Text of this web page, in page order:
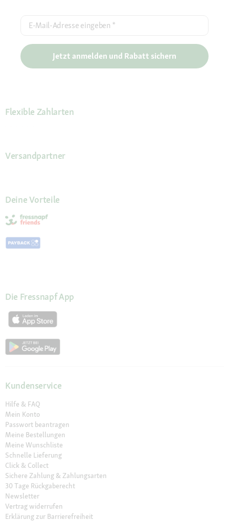
E-Mail-Adresse eingeben *
Jetzt anmelden und Rabatt sichern
Flexible Zahlarten
Versandpartner
Deine Vorteile
Die Fressnapf App
Kundenservice
Hilfe & FAQ
Mein Konto
Passwort beantragen
Meine Bestellungen
Meine Wunschliste
Schnelle Lieferung
Click & Collect
Sichere Zahlung & Zahlungsarten
30 Tage Rückgaberecht
Newsletter
Vertrag widerrufen
Erklärung zur Barrierefreiheit